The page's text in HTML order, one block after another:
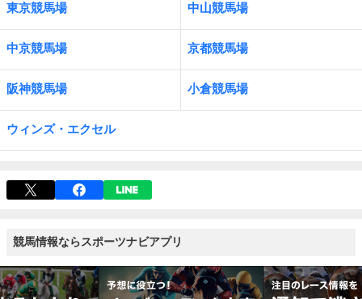
東京競馬場 中山競馬場
中京競馬場 京都競馬場
阪神競馬場 小倉競馬場
ウィンズ・エクセル
競馬情報ならスポーツナビアプリ